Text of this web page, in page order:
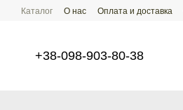
Перейти к основному контенту
Каталог О нас Оплата и доставка
+38-098-903-80-38